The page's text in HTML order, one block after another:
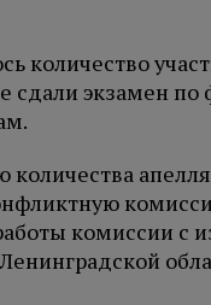
количество
сдали экзамен по
комиссии с